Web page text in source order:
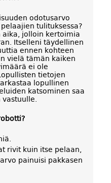
odotusarvo
tulituksessa?
aika, jolloin kertoimia
Itselleni täydellinen
ennen kohteen
vielä tämän kaiken
ei ole
tietojen
lopullinen
katsominen saa
rivit kuin itse pelaan,
painuisi pakkasen